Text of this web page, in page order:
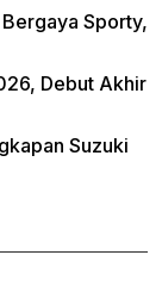
Sporty,
Debut Akhir
Suzuki